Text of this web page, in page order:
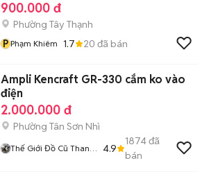
900.000 đ
Phường Tây Thạnh
P Phạm Khiêm 1.7 20 đã bán
Ampli Kencraft GR-330 cắm ko vào
điện
2.000.000 đ
Phường Tân Sơn Nhì
Thế Giới Đồ Cũ Thanh
4.9
1874đã
bán